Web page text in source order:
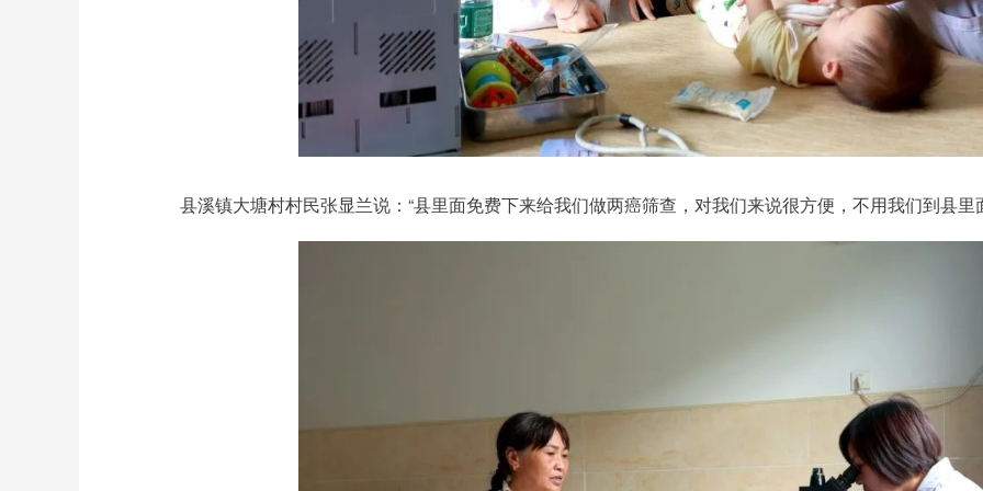
县溪镇大塘村村民张显兰说：“县里面免费下来给我们做两癌筛查，对我们来说很方便，不用我们到县里